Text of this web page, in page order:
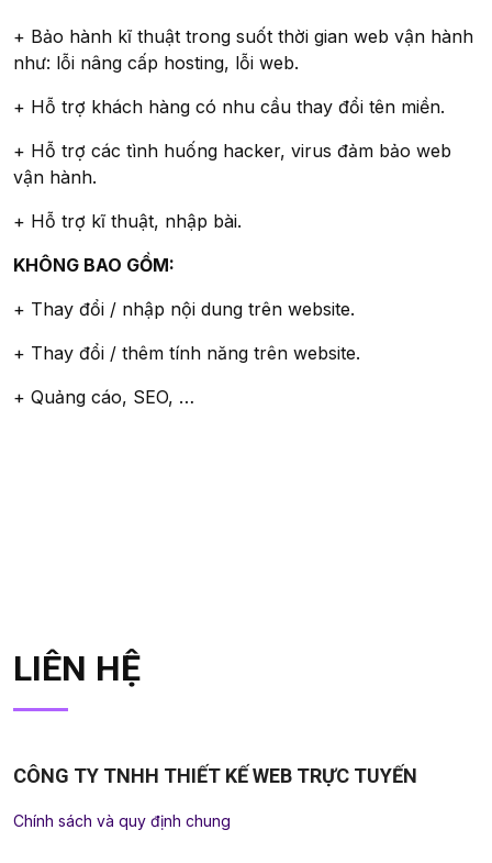
+ Bảo hành kĩ thuật trong suốt thời gian web vận hành
như: lỗi nâng cấp hosting, lỗi web.
+ Hỗ trợ khách hàng có nhu cầu thay đổi tên miền.
+ Hỗ trợ các tình huống hacker, virus đảm bảo web
vận hành.
+ Hỗ trợ kĩ thuật, nhập bài.
KHÔNG BAO GỒM:
+ Thay đổi / nhập nội dung trên website.
+ Thay đổi / thêm tính năng trên website.
+ Quảng cáo, SEO, …
LIÊN HỆ
CÔNG TY TNHH THIẾT KẾ WEB TRỰC TUYẾN
Chính sách và quy định chung